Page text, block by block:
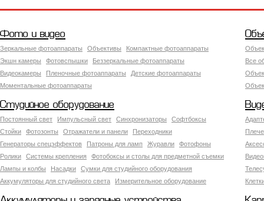
Фото и видео
Зеркальные фотоаппараты Объективы
Компактные фотоаппараты
Экшн камеры
Фотовспышки
Беззеркальные фотоаппараты
Видеокамеры
Пленочные фотоаппараты
Детские фотоаппараты
Моментальные фотоаппараты
Все
Студийное оборудование
Постоянный свет Импульсный свет Синхронизаторы
Софтбоксы
Стойки
Фотозонты Отражатели и панели
Переходники
Генераторы спецэффектов
Патроны для ламп Журавли
Фотофоны
Ролики
Системы крепления
Фотобоксы и столы для предметной съемки
Лампы и колбы
Насадки
Сумки для студийного оборудования
Аккумуляторы для студийного света
Измерительное оборудование